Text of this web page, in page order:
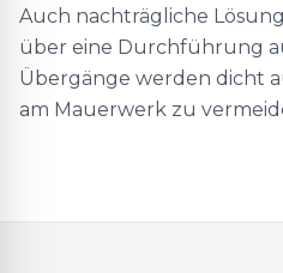
Auch nachträgliche
über eine Durchführung
Übergänge werden dicht
am Mauerwerk zu